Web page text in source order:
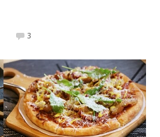
3